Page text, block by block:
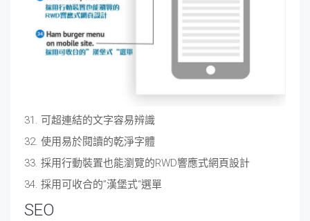
31. 可超連結的文字容易辨識
32. 使用易於閱讀的乾淨字體
33. 採用行動裝置也能瀏覽的RWD響應式網頁設計
34. 採用可收合的”漢堡式“選單
SEO